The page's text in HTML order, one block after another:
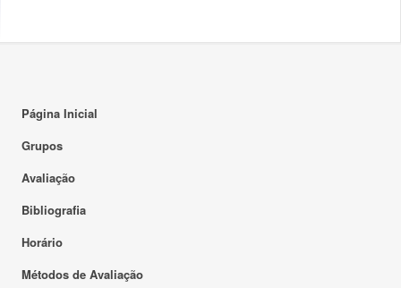
Página Inicial
Grupos
Avaliação
Bibliografia
Horário
Métodos de Avaliação